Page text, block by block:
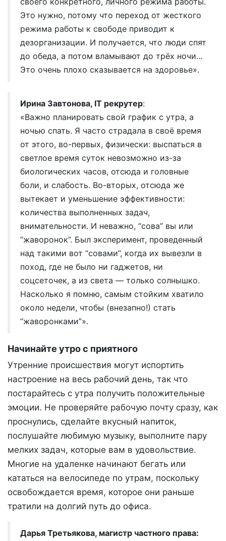
Это нужно, потому что переход от жесткого
режима работы к свободе приводит к
дезорганизации. И получается, что люди спят
до обеда, а потом вламывают до трёх ночи...
Это очень плохо сказывается на здоровье».
Ирина Завтонова, IT рекрутер:
«Важно планировать свой график с утра, а
ночью спать. Я часто страдала в своё время
от этого, во-первых, физически: выспаться в
светлое время суток невозможно из-за
биологических часов, отсюда и головные
боли, и слабость. Во-вторых, отсюда же
вытекает и уменьшение эффективности:
количества выполненных задач,
внимательности. И неважно, “сова” вы или
“жаворонок”. Был эксперимент, проведенный
над такими вот “совами”, когда их вывезли в
поход, где не было ни гаджетов, ни
соцсеточек, а из света — только солнышко.
Насколько я помню, самым стойким хватило
около недели, чтобы (внезапно!) стать
“жаворонками”».
Начинайте утро с приятного
Утренние происшествия могут испортить
настроение на весь рабочий день, так что
постарайтесь с утра получить положительные
эмоции. Не проверяйте рабочую почту сразу, как
проснулись, сделайте вкусный напиток,
послушайте любимую музыку, выполните пару
мелких задач, которые вам в удовольствие.
Многие на удаленке начинают бегать или
кататься на велосипеде по утрам, поскольку
освобождается время, которое они раньше
тратили на долгий путь до офиса.
Дарья Третьякова, магистр частного права: